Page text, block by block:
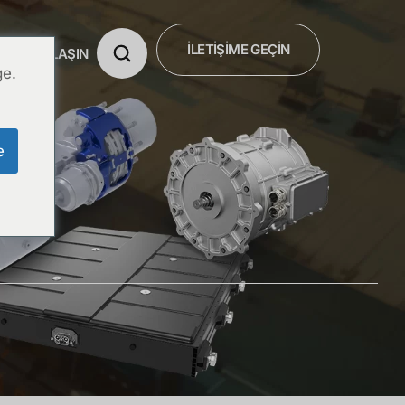
BİZE ULAŞIN İLETİŞİME GEÇİN